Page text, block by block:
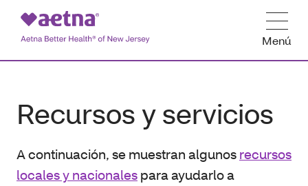
Menú
Recursos y servicios
A continuación, se muestran algunos recursos
locales y nacionales para ayudarlo a